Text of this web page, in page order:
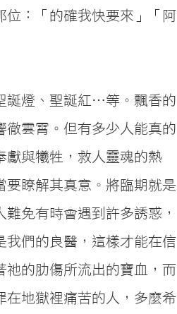
位：「的確我快要來」「阿
誕燈、聖誕紅…等。飄香的
徹雲霄。但有多少人能真的
獻與犧牲，救人靈魂的熱
要瞭解其真意。將臨期就是
免有時會遇到許多誘惑，
我們的良醫，這樣才能在信
的肋傷所流出的寶血，而
在地獄裡痛苦的人，多麼希